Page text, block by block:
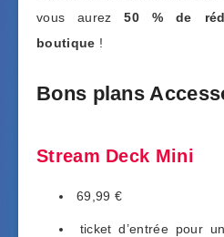
vous aurez50 % de
boutique !
Bons plans
Stream Deck Mini
69,99 €
ticket d’entrée pour